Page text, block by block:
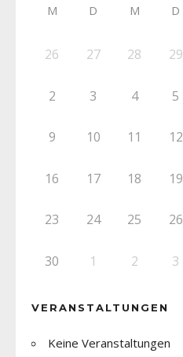
M D M D
26 27 28 29
2 3 4 5
9 10 11 12
16 17 18 19
23 24 25 26
30 1 2 3
VERANSTALTUNGEN
Keine Veranstaltungen